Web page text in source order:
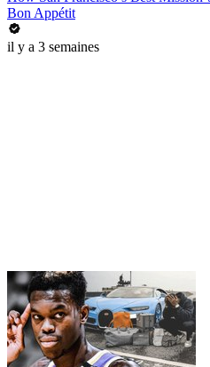
Bon Appétit
il y a 3 semaines